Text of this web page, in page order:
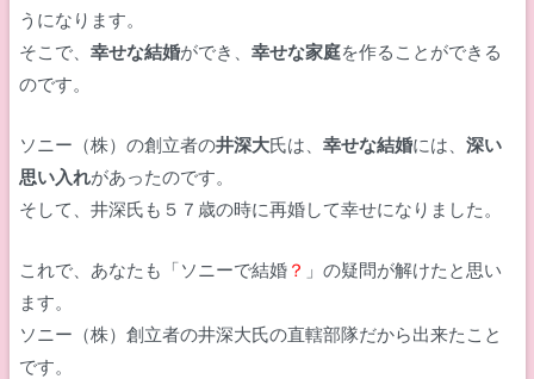
うになります。
そこで、 幸せな結婚ができ、 幸せな家庭を作ることができる
のです。
ソニー（株）の創立者の井深大氏は、 幸せな結婚には、 深い
思い入れがあったのです。
そして、井深氏も５７歳の時に再婚して幸せになりました。
これで、あなたも「ソニーで結婚？ 」の疑問が解けたと思い
ます。
ソニー（株）創立者の井深大氏の直轄部隊だから出来たこと
です。